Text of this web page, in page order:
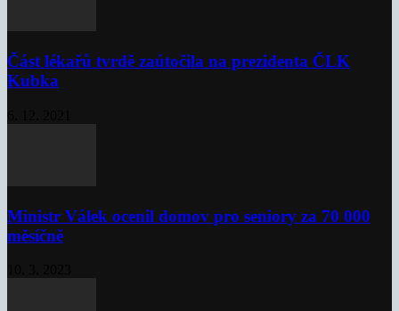
Část lékařů tvrdě zaútočila na prezidenta ČLK
Kubka
Ministr Válek ocenil domov pro seniory za 70 000
měsíčně